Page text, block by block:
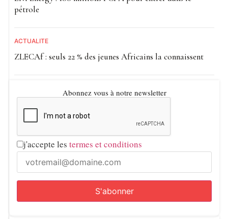
pétrole
ACTUALITE
ZLECAf : seuls 22 % des jeunes Africains la connaissent
Abonnez vous à notre newsletter
j'accepte les termes et conditions